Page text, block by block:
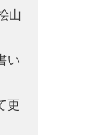
山
い
更